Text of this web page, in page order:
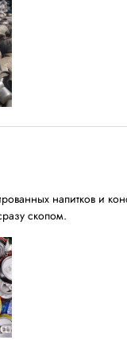
напитков и
скопом.